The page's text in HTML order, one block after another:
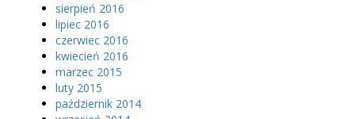
sierpień 2016
lipiec 2016
czerwiec 2016
kwiecień 2016
marzec 2015
luty 2015
październik 2014